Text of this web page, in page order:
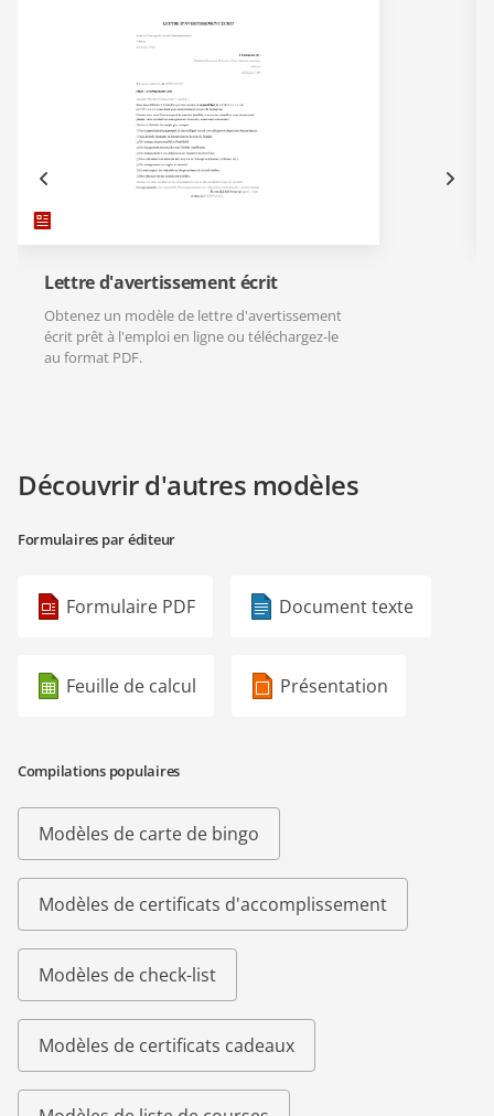
Lettre d'avertissement écrit
Obtenez un modèle de lettre d'avertissement
écrit prêt à l'emploi en ligne ou téléchargez-le
au format PDF.
Découvrir d'autres modèles
Formulaires par éditeur
Formulaire PDF Document texte
Feuille de calcul Présentation
Compilations populaires
Modèles de carte de bingo
Modèles de certificats d'accomplissement
Modèles de check-list
Modèles de certificats cadeaux